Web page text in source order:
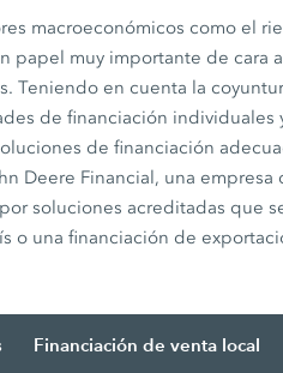
macroeconómicos como el
papel muy importante de cara
Teniendo en cuenta la
de financiación individuales
de financiación
Deere Financial, una
soluciones acreditadas que
o una financiación de
Financiación de venta local